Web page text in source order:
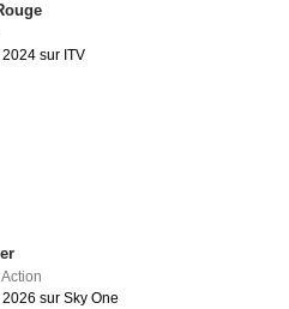
sur ITV
Action
sur Sky One